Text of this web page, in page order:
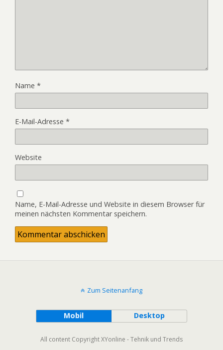
Name *
E-Mail-Adresse *
Website
Name, E-Mail-Adresse und Website in diesem Browser für
meinen nächsten Kommentar speichern.
Zum Seitenanfang
Mobil Desktop
All content Copyright XYonline - Tehnik und Trends